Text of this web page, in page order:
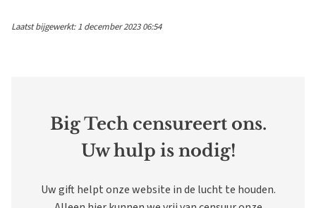
Laatst bijgewerkt: 1 december 2023 06:54
Big Tech censureert ons.
Uw hulp is nodig!
Uw gift helpt onze website in de lucht te houden.